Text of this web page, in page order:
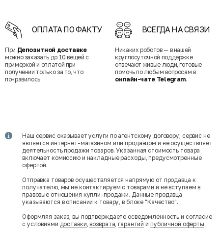
ОПЛАТА ПО ФАКТУ
При Депозитной доставке
можно заказать до 10 вещей с
примеркой и оплатой при
получении только за то, что
понравилось.
ВСЕГДА НА СВЯЗИ
Никаких роботов — в нашей
круглосуточной поддержке
отвечают живые люди, готовые
помочь по любым вопросам в
онлайн-чате Telegram.
Наш сервис оказывает услуги по агентскому договору, сервис не
является интернет-магазином или продавцом и не осуществляет
деятельность продажи товаров. Указанная стоимость товара
включает комиссию и накладные расходы, предусмотренные
офертой.
Отправка товаров осуществляется напрямую от продавца к
получателю, мы не контактируем с товарами и не вступаем в
правовые отношения купли-продажи. Данные продавца
указываются в описании к товару, в блоке "Качество".
Оформляя заказ, вы подтверждаете осведомленность и согласие
с условиями доставки,возврата,гарантий и публичной оферты.